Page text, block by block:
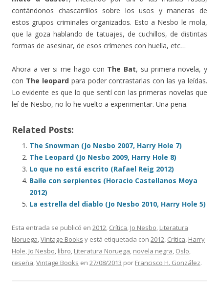
contándonos chascarrillos sobre los usos y maneras de
estos grupos criminales organizados. Esto a Nesbo le mola,
que la goza hablando de tatuajes, de cuchillos, de distintas
formas de asesinar, de esos crímenes con huella, etc…
Ahora a ver si me hago con The Bat, su primera novela, y
con The leopard para poder contrastarlas con las ya leídas.
Lo evidente es que lo que sentí con las primeras novelas que
leí de Nesbo, no lo he vuelto a experimentar. Una pena.
Related Posts:
The Snowman (Jo Nesbo 2007, Harry Hole 7)
The Leopard (Jo Nesbo 2009, Harry Hole 8)
Lo que no está escrito (Rafael Reig 2012)
Baile con serpientes (Horacio Castellanos Moya
2012)
La estrella del diablo (Jo Nesbo 2010, Harry Hole 5)
Esta entrada se publicó en 2012, Crítica, Jo Nesbo, Literatura
Noruega,Vintage Books y está etiquetada con 2012, Crítica, Harry
Hole, Jo Nesbo, libro, Literatura Noruega, novela negra, Oslo,
reseña,Vintage Books en 27/08/2013 por Francisco H. González.